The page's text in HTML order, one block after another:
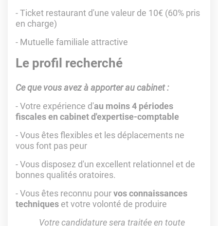
- Ticket restaurant d'une valeur de 10€ (60% pris
en charge)
- Mutuelle familiale attractive
Le profil recherché
Ce que vous avez à apporter au cabinet :
- Votre expérience d'au moins 4 périodes
fiscales en cabinet d'expertise-comptable
- Vous êtes flexibles et les déplacements ne
vous font pas peur
- Vous disposez d'un excellent relationnel et de
bonnes qualités oratoires.
- Vous êtes reconnu pourvos connaissances
techniques et votre volonté de produire
Votre candidature sera traitée en toute